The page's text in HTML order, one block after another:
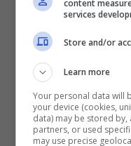
content
services
Store and/or
Learn more
Your personal data will
your device (cookies,
data) may be stored by,
partners, or used
may use precise